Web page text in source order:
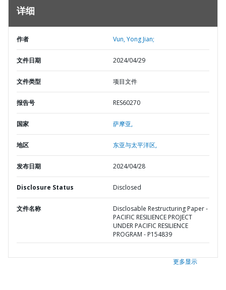
详细
作者 Vun, Yong Jian;
文件日期 2024/04/29
文件类型 项目文件
报告号 RES60270
国家 萨摩亚,
地区 东亚与太平洋区,
发布日期 2024/04/28
Disclosure Status Disclosed
文件名称
Disclosable Restructuring Paper -
PACIFIC RESILIENCE PROJECT
UNDER PACIFIC RESILIENCE
PROGRAM - P154839
更多显示